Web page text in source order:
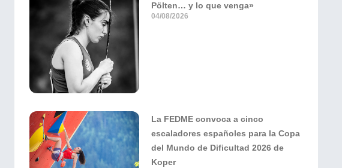
Pölten… y lo que venga»
04/08/2026
La FEDME convoca a cinco
escaladores españoles para la Copa
del Mundo de Dificultad 2026 de
Koper